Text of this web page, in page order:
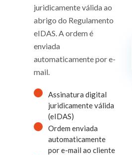
juridicamente válida ao
abrigo do Regulamento
eIDAS. A ordem é
enviada
automaticamente por e-
mail.
Assinatura digital
juridicamente válida
(eIDAS)
Ordem enviada
automaticamente
por e-mail ao cliente